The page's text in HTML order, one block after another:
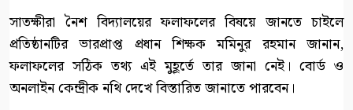
সাতক্ষীরা নৈশ বিদ্যালয়ের ফলাফলের বিষয়ে জানতে চাইলে
প্রতিষ্ঠানটির ভারপ্রাপ্ত প্রধান শিক্ষক মমিনুর রহমান জানান,
ফলাফলের সঠিক তথ্য এই মুহূর্তে তার জানা নেই। বোর্ড ও
অনলাইন কেন্দ্রীক নথি দেখে বিস্তারিত জানাতে পারবেন।